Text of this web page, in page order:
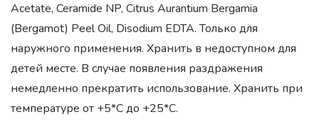
Acetate, Ceramide NP, Citrus Aurantium Bergamia
(Bergamot) Peel Oil, Disodium EDTA. Только для
наружного применения. Хранить в недоступном для
детей месте. В случае появления раздражения
немедленно прекратить использование. Хранить при
температуре от +5*С до +25*С.